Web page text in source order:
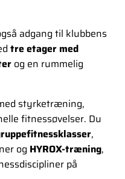
adgang til klubbens
tre etager med
og en rummelig
styrketræning,
fitnessøvelser. Du
,
og HYROX-træning,
på